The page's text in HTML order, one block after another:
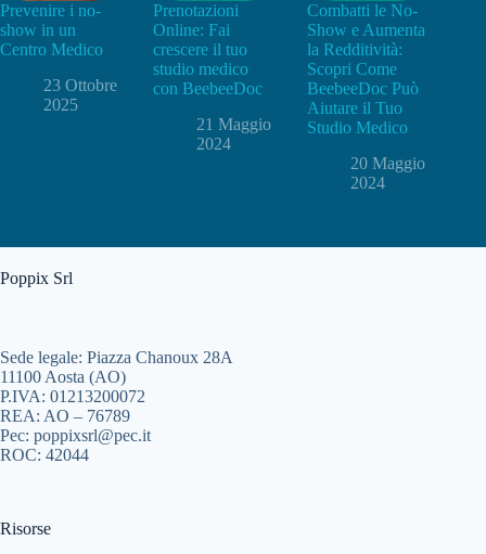
Prevenire i no-
show in un
Centro Medico
23 Ottobre
2025
Prenotazioni
Online: Fai
crescere il tuo
studio medico
con BeebeeDoc
21 Maggio
2024
Combatti le No-
Show e Aumenta
la Redditività:
Scopri Come
BeebeeDoc Può
Aiutare il Tuo
Studio Medico
20 Maggio
2024
Poppix Srl
Sede legale: Piazza Chanoux 28A
11100 Aosta (AO)
P.IVA: 01213200072
REA: AO – 76789
Pec: poppixsrl@pec.it
ROC: 42044
Risorse